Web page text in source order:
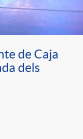
de Caja
dels